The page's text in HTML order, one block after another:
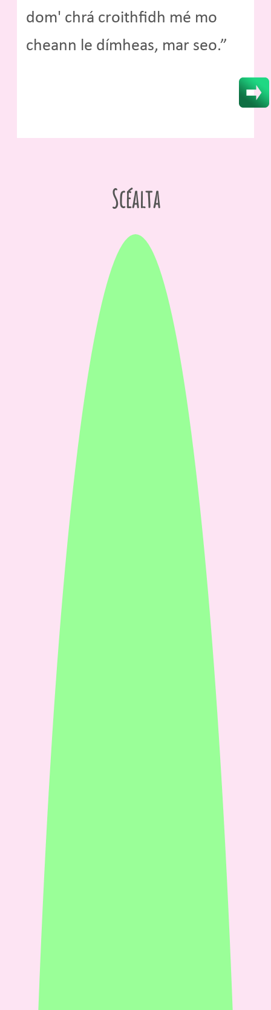
dom' chrá croithfidh mé mo
cheann le dímheas, mar seo.”
Scéalta